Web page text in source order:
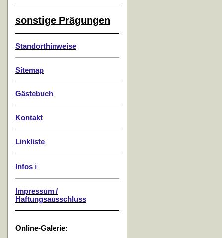
sonstige Prägungen
Standorthinweise
Sitemap
Gästebuch
Kontakt
Linkliste
Infos ℹ️
Impressum /
Haftungsausschluss
Online-Galerie: